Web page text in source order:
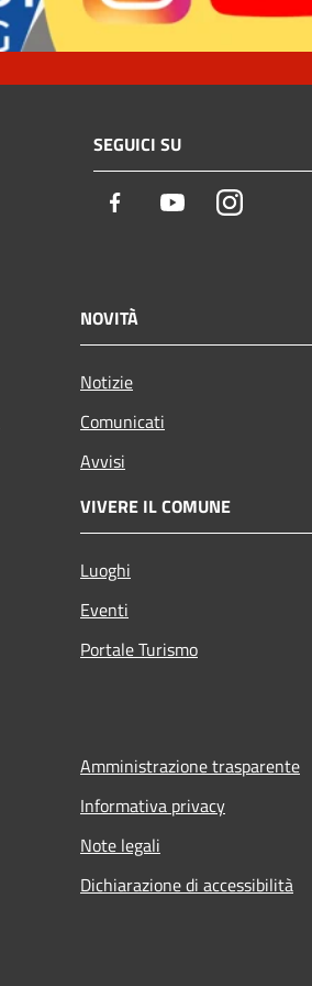
SEGUICI SU
Facebook YoutubeInstagram
NOVITÀ
Notizie
Comunicati
Avvisi
VIVERE IL COMUNE
Luoghi
Eventi
Portale Turismo
Amministrazione trasparente
Informativa privacy
Note legali
Dichiarazione di accessibilità